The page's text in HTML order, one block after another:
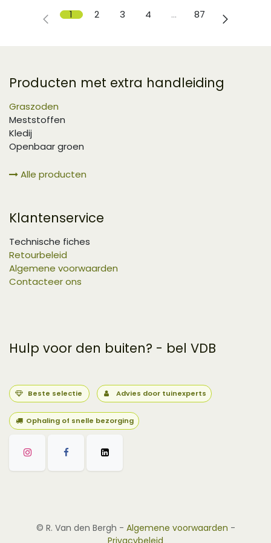
1 2 3 4 … 87
Producten met extra handleiding
Graszoden
Meststoffen
Kledij
Openbaar groen
Alle producten
Klantenservice
Technische fiches
Retourbeleid
Algemene voorwaarden
Contacteer ons
Hulp voor den buiten? - bel VDB
Beste selectie Advies door tuinexperts
Ophaling of snelle bezorging
© R. Van den Bergh - Algemene voorwaarden -
Privacybeleid